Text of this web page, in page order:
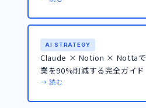
AI STRATEGY
Claude × Notion × Nottaで
業を90%削減する完全ガイド
→ 読む